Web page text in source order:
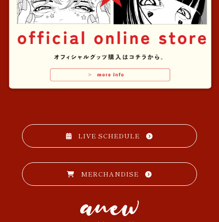
LIVE SCHEDULE
MERCHANDISE